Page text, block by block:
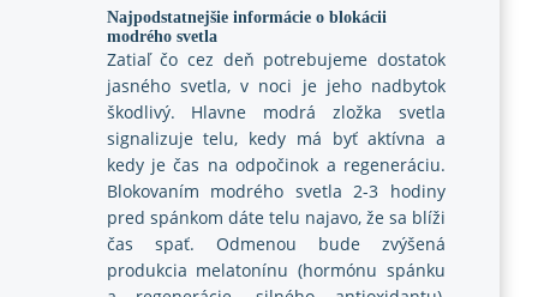
Najpodstatnejšie informácie o blokácii
modrého svetla
Zatiaľ čo cez deň potrebujeme dostatok
jasného svetla, v noci je jeho nadbytok
škodlivý. Hlavne modrá zložka svetla
signalizuje telu, kedy má byť aktívna a
kedy je čas na odpočinok a regeneráciu.
Blokovaním modrého svetla 2-3 hodiny
pred spánkom dáte telu najavo, že sa blíži
čas spať. Odmenou bude zvýšená
produkcia melatonínu (hormónu spánku